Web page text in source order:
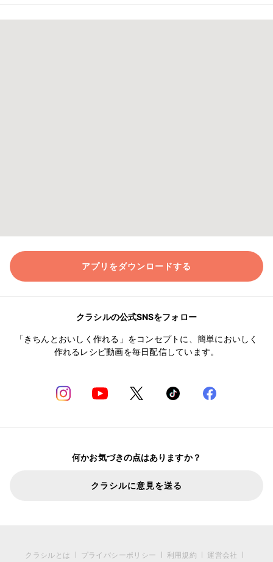
アプリをダウンロードする
クラシルの公式SNSをフォロー
「きちんとおいしく作れる」をコンセプトに、簡単においしく
作れるレシピ動画を毎日配信しています。
何かお気づきの点はありますか？
クラシルに意見を送る
クラシルとは プライバシーポリシー 利用規約 運営会社